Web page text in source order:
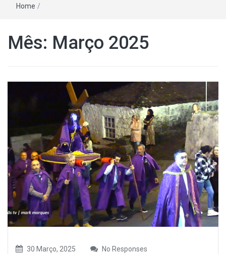
Home /
Mês: Março 2025
30 Março, 2025 No Responses